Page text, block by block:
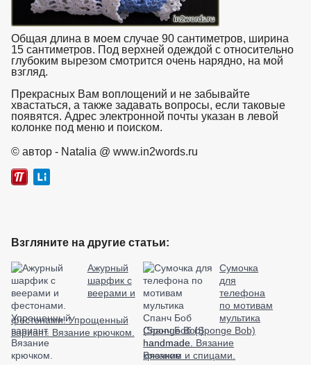
Общая длина в моем случае 90 сантиметров, ширина
15 сантиметров. Под верхней одеждой с относительно
глубоким вырезом смотрится очень нарядно, на мой
взгляд.
Прекрасных Вам воплощений и не забывайте
хвастаться, а также задавать вопросы, если таковые
появятся. Адрес электронной почты указан в левой
колонке под меню и поиском.
© автор - Natalia @ www.in2words.ru
Взгляните на другие статьи:
Ажурный
шарфик с
веерами и
фестонами. Упрощенный
вариант. Вязание крючком.
Сумочка
для
телефона
по мотивам
мультика
Спанч Боб (Sponge Bob)
handmade. Вязание
крючком и спицами.